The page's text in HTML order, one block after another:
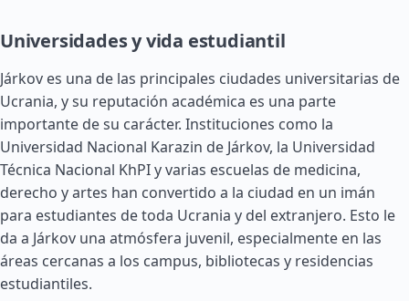
Universidades y vida estudiantil
Járkov es una de las principales ciudades universitarias de
Ucrania, y su reputación académica es una parte
importante de su carácter. Instituciones como la
Universidad Nacional Karazin de Járkov, la Universidad
Técnica Nacional KhPI y varias escuelas de medicina,
derecho y artes han convertido a la ciudad en un imán
para estudiantes de toda Ucrania y del extranjero. Esto le
da a Járkov una atmósfera juvenil, especialmente en las
áreas cercanas a los campus, bibliotecas y residencias
estudiantiles.